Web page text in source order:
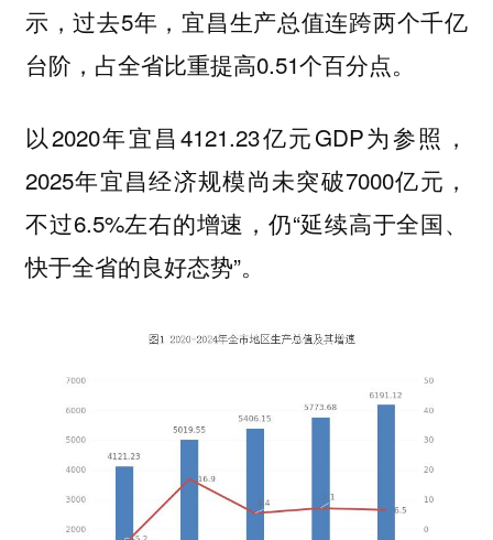
示，过去5年，宜昌生产总值连跨两个千亿
台阶，占全省比重提高0.51个百分点。
以2020年宜昌4121.23亿元GDP为参照，
2025年宜昌经济规模尚未突破7000亿元，
不过6.5%左右的增速，仍“延续高于全国、
快于全省的良好态势”。